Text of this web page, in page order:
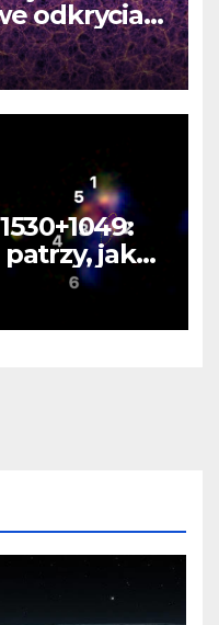
odkrycia
jak
i
dziura